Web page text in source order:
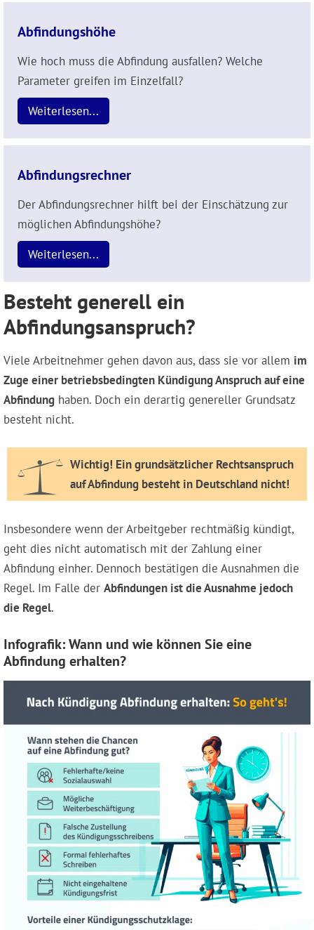
Abfindungshöhe
Wie hoch muss die Abfindung ausfallen? Welche
Parameter greifen im Einzelfall?
Weiterlesen...
Abfindungsrechner
Der Abfindungsrechner hilft bei der Einschätzung zur
möglichen Abfindungshöhe?
Weiterlesen...
Besteht generell ein
Abfindungsanspruch?
Viele Arbeitnehmer gehen davon aus, dass sie vor allem im
Zuge einer betriebsbedingten Kündigung Anspruch auf eine
Abfindung haben. Doch ein derartig genereller Grundsatz
besteht nicht.
Wichtig! Ein grundsätzlicher Rechtsanspruch
auf Abfindung besteht in Deutschland nicht!
Insbesondere wenn der Arbeitgeber rechtmäßig kündigt,
geht dies nicht automatisch mit der Zahlung einer
Abfindung einher. Dennoch bestätigen die Ausnahmen die
Regel. Im Falle der Abfindungen ist die Ausnahme jedoch
die Regel.
Infografik: Wann und wie können Sie eine
Abfindung erhalten?